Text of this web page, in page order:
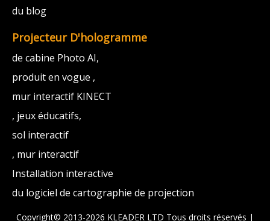
du blog
Projecteur D'hologramme
de cabine Photo AI,
produit en vogue ,
mur interactif KINECT
, jeux éducatifs,
sol interactif
, mur interactif
Installation interactive
du logiciel de cartographie de projection
Copyright© 2013-2026 KLEADER LTD Tous droits réservés |